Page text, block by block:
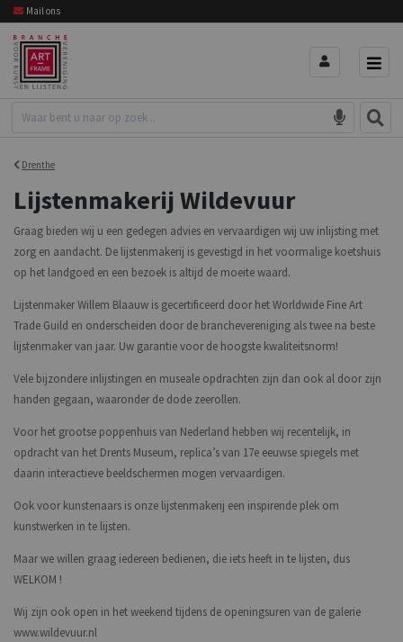
Mail ons
Drenthe
Lijstenmakerij Wildevuur
Graag bieden wij u een gedegen advies en vervaardigen wij uw inlijsting met
zorg en aandacht. De lijstenmakerij is gevestigd in het voormalige koetshuis
op het landgoed en een bezoek is altijd de moeite waard.
Lijstenmaker Willem Blaauw is gecertificeerd door het Worldwide Fine Art
Trade Guild en onderscheiden door de branchevereniging als twee na beste
lijstenmaker van jaar. Uw garantie voor de hoogste kwaliteitsnorm!
Vele bijzondere inlijstingen en museale opdrachten zijn dan ook al door zijn
handen gegaan, waaronder de dode zeerollen.
Voor het grootse poppenhuis van Nederland hebben wij recentelijk, in
opdracht van het Drents Museum, replica’s van 17e eeuwse spiegels met
daarin interactieve beeldschermen mogen vervaardigen.
Ook voor kunstenaars is onze lijstenmakerij een inspirende plek om
kunstwerken in te lijsten.
Maar we willen graag iedereen bedienen, die iets heeft in te lijsten, dus
WELKOM !
Wij zijn ook open in het weekend tijdens de openingsuren van de galerie
www.wildevuur.nl